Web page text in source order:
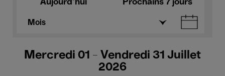
Aujourd'hui Prochains 7 jours
Mois
Mercredi 01 - Vendredi 31 Juillet
2026